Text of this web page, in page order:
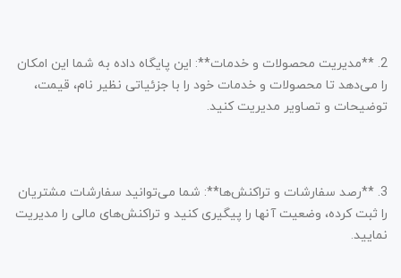
2. **مدیریت محصولات و خدمات**: این پایگاه داده به شما این امکان
را می‌دهد تا محصولات و خدمات خود را با جزئیاتی نظیر نام، قیمت،
توضیحات و تصاویر مدیریت کنید.
3. **رصد سفارشات و تراکنش‌ها**: شما می‌توانید سفارشات مشتریان
را ثبت کرده، وضعیت آنها را پیگیری کنید و تراکنش‌های مالی را مدیریت
نمایید.